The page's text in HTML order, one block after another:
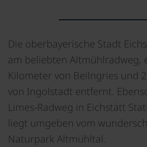
Die oberbayerische Stadt
am beliebten Altmühlradweg,
Kilometer von Beilngries und
von Ingolstadt entfernt.
Limes-Radweg in Eichstätt
liegt umgeben vom
Naturpark Altmühltal.